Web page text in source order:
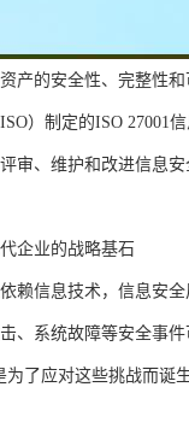
产的安全性、完整性
）制定的ISO 27001
审、维护和改进信息安
企业的战略基石
赖信息技术，信息安
、系统故障等安全事
为了应对这些挑战而